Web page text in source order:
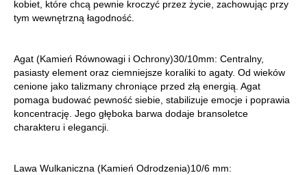
kobiet, które chcą pewnie kroczyć przez życie, zachowując przy
tym wewnętrzną łagodność.
Agat (Kamień Równowagi i Ochrony)30/10mm: Centralny,
pasiasty element oraz ciemniejsze koraliki to agaty. Od wieków
cenione jako talizmany chroniące przed złą energią. Agat
pomaga budować pewność siebie, stabilizuje emocje i poprawia
koncentrację. Jego głęboka barwa dodaje bransoletce
charakteru i elegancji.
Lawa Wulkaniczna (Kamień Odrodzenia)10/6 mm: